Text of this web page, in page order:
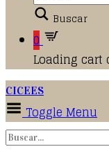
Buscar
0
Loading cart
CICEES
Toggle Menu